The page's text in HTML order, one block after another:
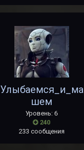
Улыбаемся_и_ма
шем
Уровень: 6
240
233 сообщения